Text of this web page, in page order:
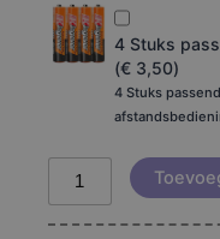
4 Stuks
(€ 3,50)
4 Stuks